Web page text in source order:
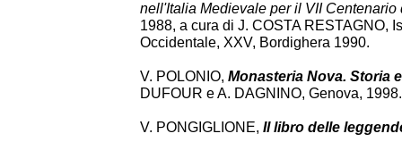
nell'Italia Medievale per il VII
1988, a cura di J. COSTA RESTAGNO,
Occidentale, XXV, Bordighera 1990.
V. POLONIO, Monasteria Nova. Storia
DUFOUR e A. DAGNINO, Genova, 1998.
V. PONGIGLIONE, Il libro delle